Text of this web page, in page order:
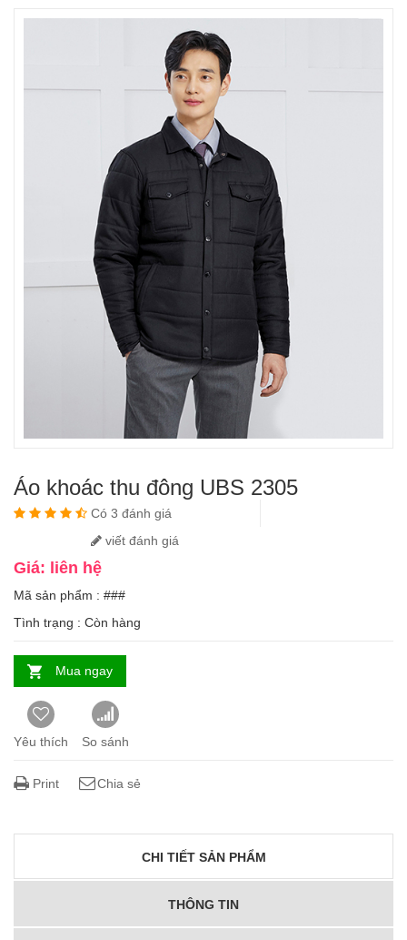
Áo khoác thu đông UBS 2305
Có 3 đánh giá
viết đánh giá
Giá: liên hệ
Mã sản phẩm : ###
Tình trạng : Còn hàng
Mua ngay
Yêu thích So sánh
Print Chia sẻ
CHI TIẾT SẢN PHẨM
THÔNG TIN